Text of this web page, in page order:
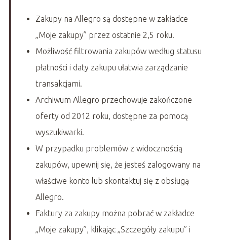
Zakupy na Allegro są dostępne w zakładce
„Moje zakupy” przez ostatnie 2,5 roku.
Możliwość filtrowania zakupów według statusu
płatności i daty zakupu ułatwia zarządzanie
transakcjami.
Archiwum Allegro przechowuje zakończone
oferty od 2012 roku, dostępne za pomocą
wyszukiwarki.
W przypadku problemów z widocznością
zakupów, upewnij się, że jesteś zalogowany na
właściwe konto lub skontaktuj się z obsługą
Allegro.
Faktury za zakupy można pobrać w zakładce
„Moje zakupy”, klikając „Szczegóły zakupu” i